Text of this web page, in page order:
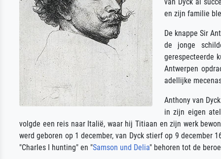
en zijn familie
De knappe Sir
de jonge
gerespecteerde
Antwerpen
adellijke
Anthony van
in zijn eigen
volgde een reis naar Italië, waar hij Titiaan en zijn werk
werd geboren op 1 december, van Dyck stierf op 9 december
"Charles I hunting" en "Samson und Delia" behoren tot de